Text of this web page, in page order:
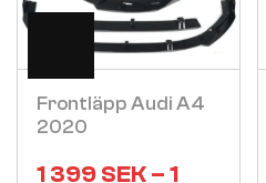
Frontläpp Audi A4
2020
1 399SEK–1
Visa